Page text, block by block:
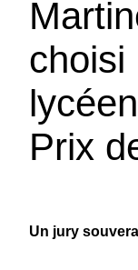
Grand Prix de
en partenariat
Maison de
de Paris
Grand Prix de
partenariat
choisi
Prix
Un jury